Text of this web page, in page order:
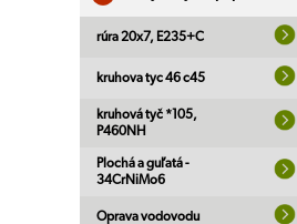
rúra 20x7, E235+C
kruhova tyc 46 c45
kruhová tyč *105,
P460NH
Plochá a guľatá -
34CrNiMo6
Oprava vodovodu